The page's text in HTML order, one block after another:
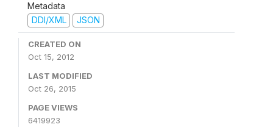
Metadata
DDI/XML
JSON
CREATED ON
Oct 15, 2012
LAST MODIFIED
Oct 26, 2015
PAGE VIEWS
6419923